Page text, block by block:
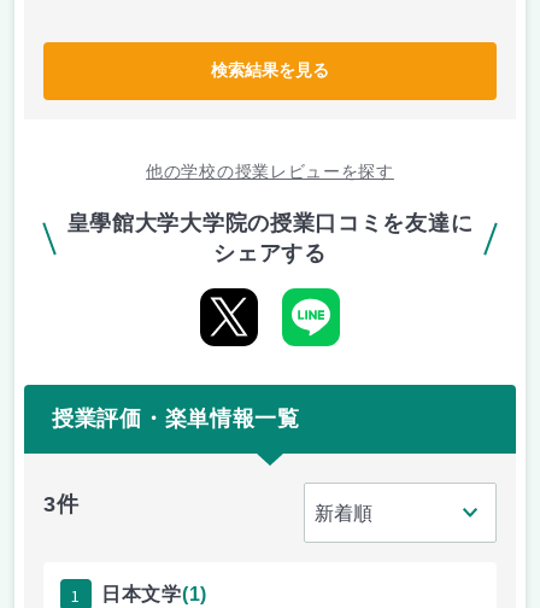
検索結果を見る
他の学校の授業レビューを探す
皇學館大学大学院の授業口コミを友達に
シェアする
授業評価・楽単情報一覧
3件
1 日本文学(1)